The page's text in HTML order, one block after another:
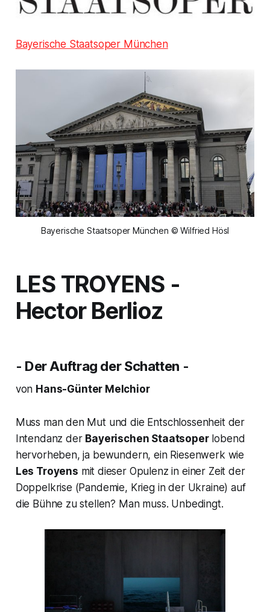
Bayerische Staatsoper München
Bayerische Staatsoper München © Wilfried Hösl
LES TROYENS -
Hector Berlioz
- Der Auftrag der Schatten -
von Hans-Günter Melchior
Muss man den Mut und die Entschlossenheit der
Intendanz der Bayerischen Staatsoperlobend
hervorheben, ja bewundern, ein Riesenwerk wie
Les Troyens mit dieser Opulenz in einer Zeit der
Doppelkrise (Pandemie, Krieg in der Ukraine) auf
die Bühne zu stellen? Man muss. Unbedingt.